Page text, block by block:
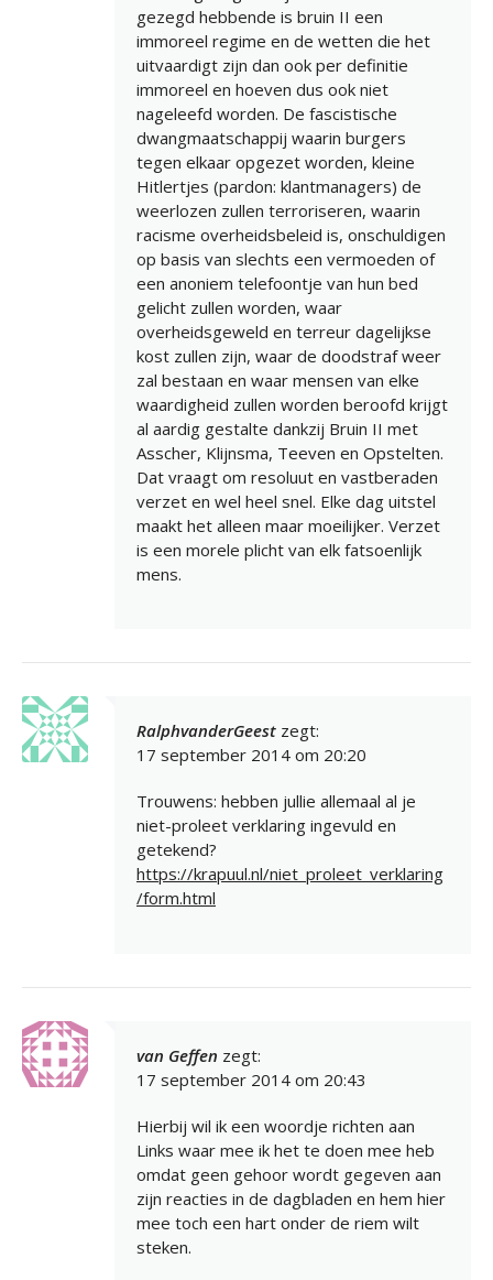
gezegd hebbende is bruin II een
immoreel regime en de wetten die het
uitvaardigt zijn dan ook per definitie
immoreel en hoeven dus ook niet
nageleefd worden. De fascistische
dwangmaatschappij waarin burgers
tegen elkaar opgezet worden, kleine
Hitlertjes (pardon: klantmanagers) de
weerlozen zullen terroriseren, waarin
racisme overheidsbeleid is, onschuldigen
op basis van slechts een vermoeden of
een anoniem telefoontje van hun bed
gelicht zullen worden, waar
overheidsgeweld en terreur dagelijkse
kost zullen zijn, waar de doodstraf weer
zal bestaan en waar mensen van elke
waardigheid zullen worden beroofd krijgt
al aardig gestalte dankzij Bruin II met
Asscher, Klijnsma, Teeven en Opstelten.
Dat vraagt om resoluut en vastberaden
verzet en wel heel snel. Elke dag uitstel
maakt het alleen maar moeilijker. Verzet
is een morele plicht van elk fatsoenlijk
mens.
RalphvanderGeest zegt:
17 september 2014 om 20:20
Trouwens: hebben jullie allemaal al je
niet-proleet verklaring ingevuld en
getekend?
https://krapuul.nl/niet_proleet_verklaring
/form.html
van Geffen zegt:
17 september 2014 om 20:43
Hierbij wil ik een woordje richten aan
Links waar mee ik het te doen mee heb
omdat geen gehoor wordt gegeven aan
zijn reacties in de dagbladen en hem hier
mee toch een hart onder de riem wilt
steken.